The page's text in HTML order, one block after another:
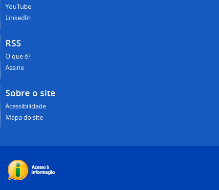
YouTube
LinkedIn
RSS
O que é?
Assine
Sobre o site
Acessibilidade
Mapa do site